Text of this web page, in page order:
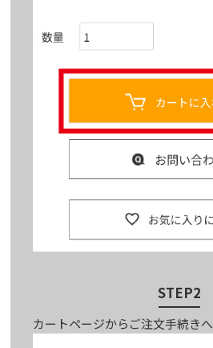
STEP2
カートページからご注文手続きへ